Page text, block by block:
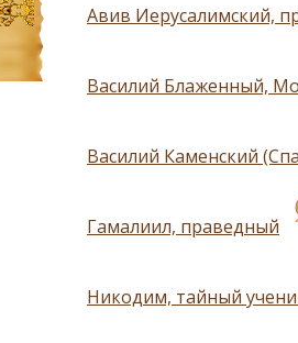
Авив Иерусалимский,
Василий Блаженный,
Василий Каменский
Гамалиил, праведный
Никодим, тайный